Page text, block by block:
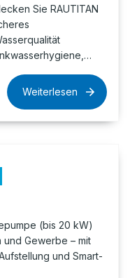
Sie RAUTITAN
Weiterlesen
(bis 20 kW)
Gewerbe – mit
und Smart-